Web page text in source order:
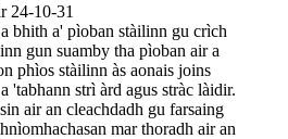
24-10-31
bhith a' pìoban stàilinn gu crìch
gun suamby tha pìoban air a
phìos stàilinn às aonais joins
'tabhann strì àrd agus stràc làidir.
air an cleachdadh gu farsaing
mar thoradh air an